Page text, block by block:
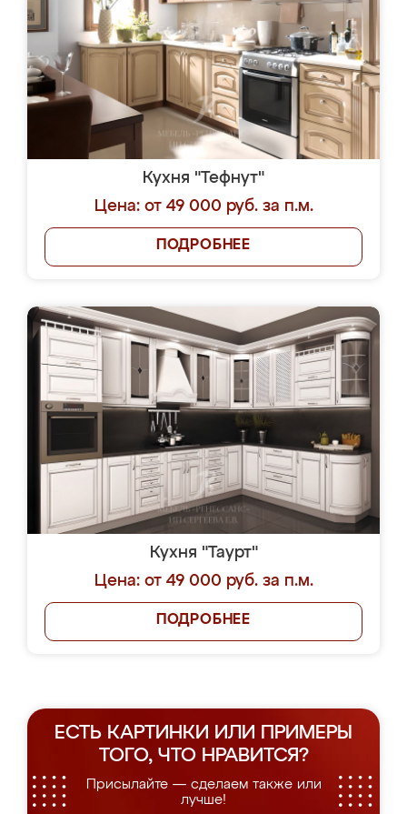
Кухня "Тефнут"
Цена: от 49 000 руб. за п.м.
ПОДРОБНЕЕ
Кухня "Таурт"
Цена: от 49 000 руб. за п.м.
ПОДРОБНЕЕ
ЕСТЬ КАРТИНКИ ИЛИ ПРИМЕРЫ
ТОГО, ЧТО НРАВИТСЯ?
Присылайте — сделаем также или
лучше!